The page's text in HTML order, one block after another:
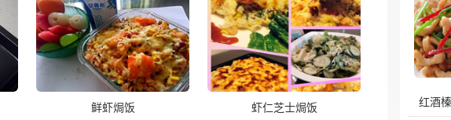
鲜虾焗饭 虾仁芝士焗饭 红酒